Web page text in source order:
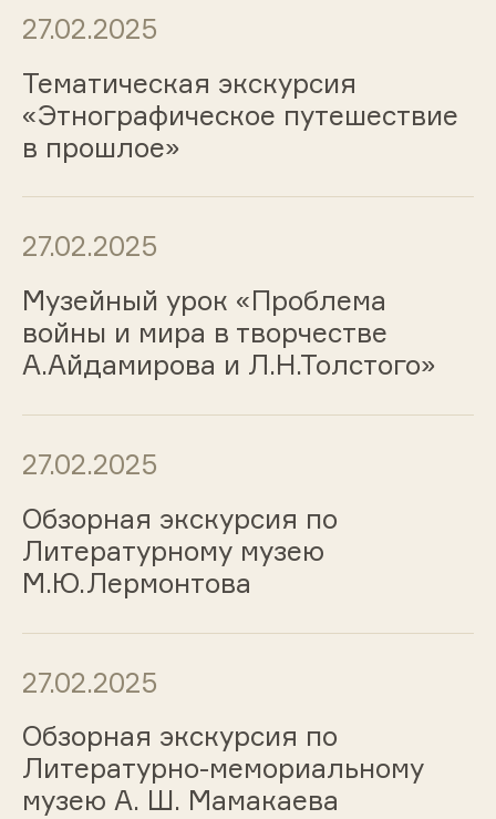
27.02.2025
Тематическая экскурсия
«Этнографическое путешествие
в прошлое»
27.02.2025
Музейный урок «Проблема
войны и мира в творчестве
А.Айдамирова и Л.Н.Толстого»
27.02.2025
Обзорная экскурсия по
Литературному музею
М.Ю.Лермонтова
27.02.2025
Обзорная экскурсия по
Литературно-мемориальному
музею А. Ш. Мамакаева